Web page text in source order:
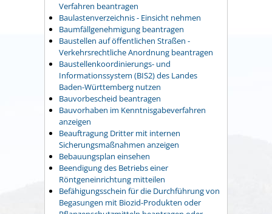
Verfahren beantragen
Baulastenverzeichnis - Einsicht nehmen
Baumfällgenehmigung beantragen
Baustellen auf öffentlichen Straßen -
Verkehrsrechtliche Anordnung beantragen
Baustellenkoordinierungs- und
Informationssystem (BIS2) des Landes
Baden-Württemberg nutzen
Bauvorbescheid beantragen
Bauvorhaben im Kenntnisgabeverfahren
anzeigen
Beauftragung Dritter mit internen
Sicherungsmaßnahmen anzeigen
Bebauungsplan einsehen
Beendigung des Betriebs einer
Röntgeneinrichtung mitteilen
Befähigungsschein für die Durchführung von
Begasungen mit Biozid-Produkten oder